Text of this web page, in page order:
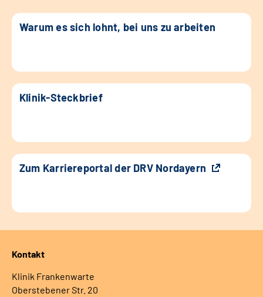
Warum es sich lohnt, bei uns zu arbeiten
Klinik-Steckbrief
Zum Karriereportal der DRV Nordayern
Kontakt
Klinik Frankenwarte
Oberstebener Str. 20